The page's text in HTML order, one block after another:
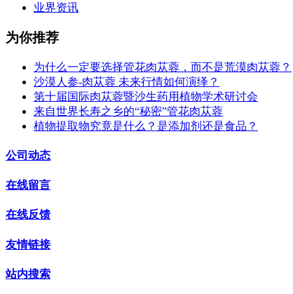
业界资讯
为你推荐
为什么一定要选择管花肉苁蓉，而不是荒漠肉苁蓉？
沙漠人参-肉苁蓉 未来行情如何演绎？
第十届国际肉苁蓉暨沙生药用植物学术研讨会
来自世界长寿之乡的“秘密”管花肉苁蓉
植物提取物究竟是什么？是添加剂还是食品？
公司动态
在线留言
在线反馈
友情链接
站内搜索